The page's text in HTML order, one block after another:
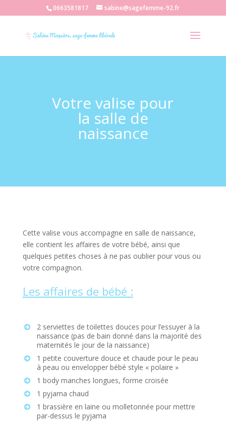
0663581817 sabine@sagefemme-92.fr
Votre valise pour
la salle de
naissance
Cette valise vous accompagne en salle de naissance,
elle contient les affaires de votre bébé, ainsi que
quelques petites choses à ne pas oublier pour vous ou
votre compagnon.
Les affaires de bébé :
2 serviettes de toilettes douces pour l’essuyer à la
naissance (pas de bain donné dans la majorité des
maternités le jour de la naissance)
1 petite couverture douce et chaude pour le peau
à peau ou envelopper bébé style « polaire »
1 body manches longues, forme croisée
1 pyjama chaud
1 brassière en laine ou molletonnée pour mettre
par-dessus le pyjama